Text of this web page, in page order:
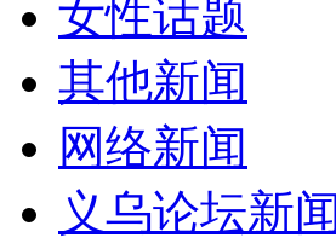
女性话题
其他新闻
网络新闻
义乌论坛新